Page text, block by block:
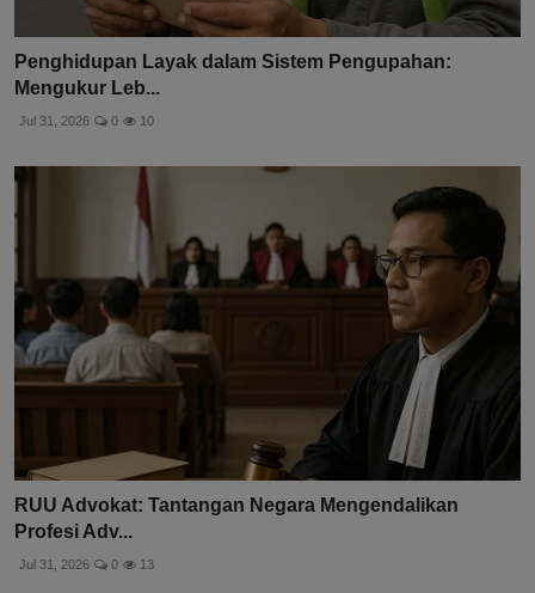
Penghidupan Layak dalam Sistem Pengupahan:
Mengukur Leb...
Jul 31, 2026 0 10
RUU Advokat: Tantangan Negara Mengendalikan
Profesi Adv...
Jul 31, 2026 0 13